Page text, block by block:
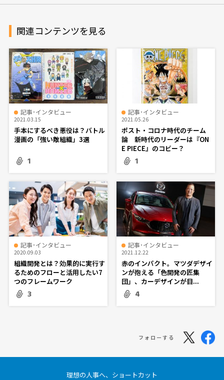
関連コンテンツを見る
記事･インタビュー
2021.03.15
手本にするべき悪役は？バトル
漫画の「強い敵組織」3選
1
記事･インタビュー
2021.05.26
ポスト・コロナ時代のチーム
論 新時代のリーダーは『ON
E PIECE』のコビー？
1
記事･インタビュー
2020.09.03
組織開発とは？効果的に実行す
るためのフローと活用したい7
つのフレームワーク
3
記事･インタビュー
2021.12.22
赤のインパクト。マツダデザイ
ンが抱える「色開発の匠集
団」、カーデザインが目...
4
フォローする
理想の人事へ、ショートカット